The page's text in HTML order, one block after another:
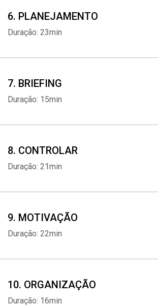
6. PLANEJAMENTO
Duração: 23min
7. BRIEFING
Duração: 15min
8. CONTROLAR
Duração: 21min
9. MOTIVAÇÃO
Duração: 22min
10. ORGANIZAÇÃO
Duração: 16min